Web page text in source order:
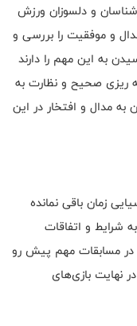
و دلسوزان ورزش
و موفقیت را بررسی و
به این مهم را دارند
ریزی صحیح و نظارت به
مدال و افتخار در این
زمان باقی نمانده
و اتفاقات
مسابقات مهم پیش رو
نهایت بازی‌های